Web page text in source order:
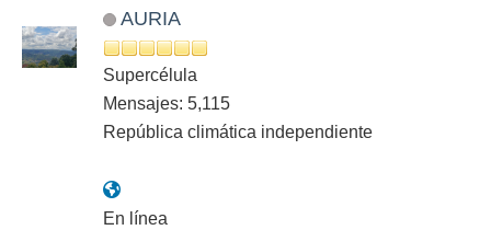
AURIA
Supercélula
Mensajes: 5,115
República climática independiente
En línea